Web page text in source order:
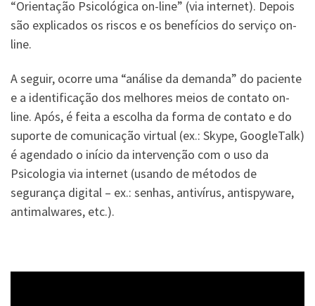
“Orientação Psicológica on-line” (via internet). Depois
são explicados os riscos e os benefícios do serviço on-
line.
A seguir, ocorre uma “análise da demanda” do paciente
e a identificação dos melhores meios de contato on-
line. Após, é feita a escolha da forma de contato e do
suporte de comunicação virtual (ex.: Skype, GoogleTalk)
é agendado o início da intervenção com o uso da
Psicologia via internet (usando de métodos de
segurança digital – ex.: senhas, antivírus, antispyware,
antimalwares, etc.).